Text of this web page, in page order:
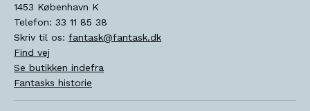
1453 København K
Telefon: 33 11 85 38
Skriv til os: fantask@fantask.dk
Find vej
Se butikken indefra
Fantasks historie